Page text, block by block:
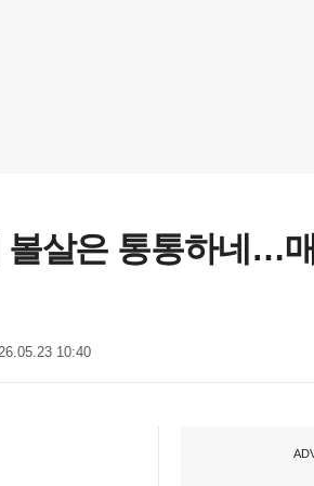
살은 통통하네…
10:40